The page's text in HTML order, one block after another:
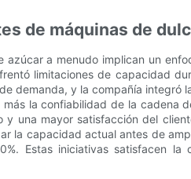
de máquinas de
a menudo implican un
limitaciones de capacidad
demanda, y la compañía integró
la confiabilidad de la cadena
una mayor satisfacción del
la capacidad actual antes de
Estas iniciativas satisfacen la